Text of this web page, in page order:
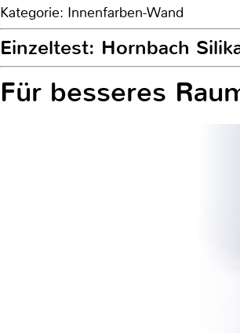
Kategorie: Innenfarben-Wand
Einzeltest: Hornbach
Für besseres